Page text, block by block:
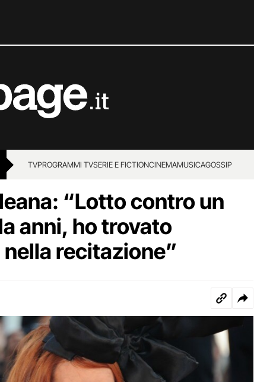
TVPROGRAMMI TVSERIE E FICTIONCINEMAMUSICAGOSSIP
“Lotto contro un
anni, ho trovato
recitazione”